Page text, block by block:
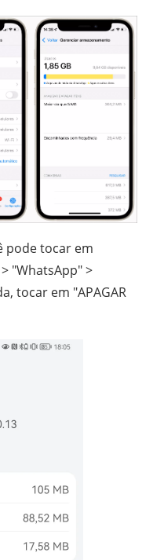
pode tocar em
"WhatsApp" >
tocar em "APAGAR